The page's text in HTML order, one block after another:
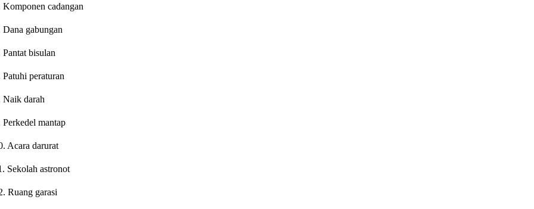
Komponen cadangan
Dana gabungan
Pantat bisulan
Patuhi peraturan
Naik darah
Perkedel mantap
Acara darurat
Sekolah astronot
Ruang garasi